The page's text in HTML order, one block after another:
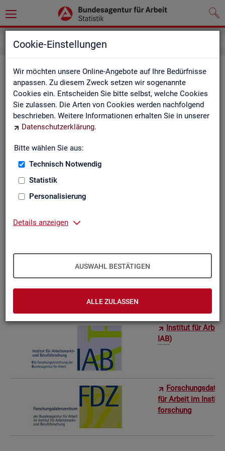
Cookie-Einstellungen
Wir möchten unsere Online-Angebote auf Ihre Bedürfnisse
anpassen. Zu diesem Zweck setzen wir sogenannte
Cookies ein. Entscheiden Sie bitte selbst, welche Cookies
Sie zulassen. Die Arten von Cookies werden nachfolgend
beschrieben. Weitere Informationen erhalten Sie in unserer
Datenschutzerklärung.
Bitte wählen Sie aus:
Technisch Notwendig
Statistik
Personalisierung
Details anzeigen
AUSWAHL BESTÄTIGEN
ALLE ZULASSEN
Wei­te­re Sta­tis­tik­an­ge­bo­te
Hier er­hal­ten Sie eine Aus­wahl wei­te­rer Sta­tis­tik­an­ge­bo­te an­
de­rer In­sti­tu­tio­nen:
In­sti­tut für
IAB)
für Ar­beit im
for­schung